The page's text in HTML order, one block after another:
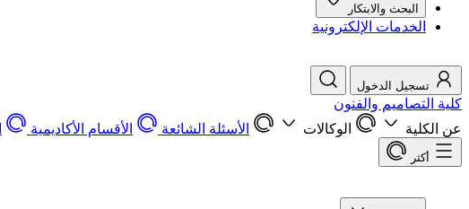
البحث والابتكار
الخدمات الإلكترونية
تسجيل الدخول
كلية التصاميم والفنون
عن الكلية
الوكالات الأسئلة الشائعة الأقسام الأكاديمية
أكثر